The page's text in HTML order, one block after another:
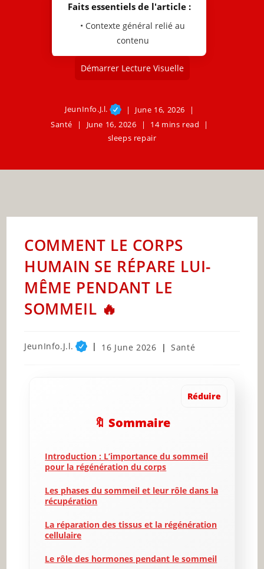
Faits essentiels de l'article :
• Contexte général relié au
contenu
Démarrer Lecture Visuelle
JeunInfo.J.l.
June 16, 2026
Santé
June 16, 2026
14 mins read
sleeps repair
COMMENT LE CORPS
HUMAIN SE RÉPARE LUI-
MÊME PENDANT LE
SOMMEIL 🔥
Post
JeunInfo.J.l.
Post
16 June 2026
Post
Santé
Réduire
🔖 Sommaire
Introduction : L’importance du sommeil
pour la régénération du corps
Les phases du sommeil et leur rôle dans la
récupération
La réparation des tissus et la régénération
cellulaire
Le rôle des hormones pendant le sommeil